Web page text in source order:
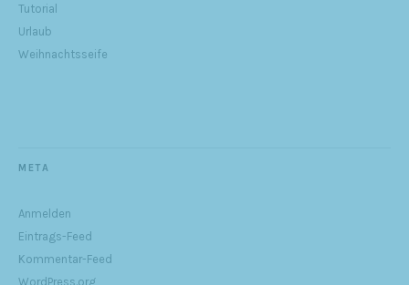
Tutorial
Urlaub
Weihnachtsseife
META
Anmelden
Eintrags-Feed
Kommentar-Feed
WordPress.org